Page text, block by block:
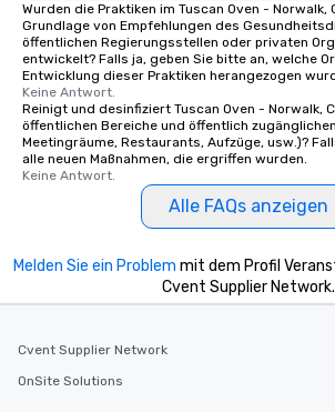
Wurden die Praktiken im Tuscan Oven -
Grundlage von Empfehlungen des
öffentlichen Regierungsstellen oder privaten
entwickelt? Falls ja, geben Sie bitte an, welche
Entwicklung dieser Praktiken herangezogen
Keine Antwort.
Reinigt und desinfiziert Tuscan Oven - Norwalk,
öffentlichen Bereiche und öffentlich
Meetingräume, Restaurants, Aufzüge, usw.)?
alle neuen Maßnahmen, die ergriffen wurden.
Keine Antwort.
Alle FAQs anzeigen
Melden Sie ein Problem mit dem Profil
Cvent Supplier Network.
Cvent Supplier Network
OnSite Solutions